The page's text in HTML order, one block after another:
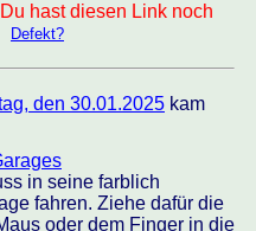
Du hast diesen Link noch
Defekt?
den 30.01.2025 kam
in seine farblich
fahren. Ziehe dafür die
oder dem Finger in die